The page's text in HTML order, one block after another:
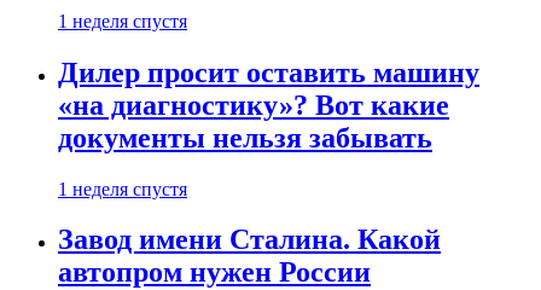
1 неделя спустя
Дилер просит оставить машину
«на диагностику»? Вот какие
документы нельзя забывать
1 неделя спустя
Завод имени Сталина. Какой
автопром нужен России